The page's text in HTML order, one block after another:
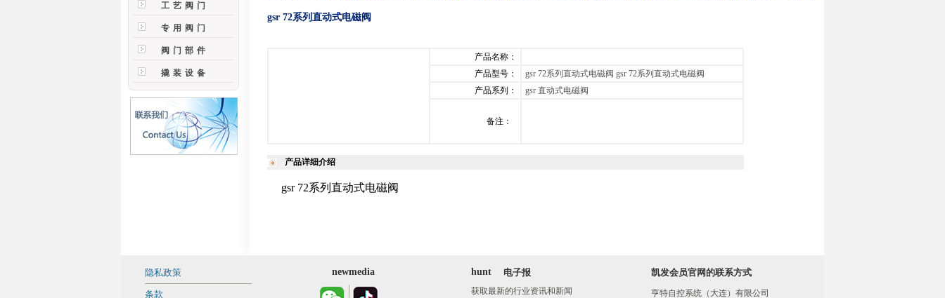
工艺阀门
专用阀门
阀门部件
撬装设备
gsr 72系列直动式电磁阀
产品名称：
产品型号：
gsr 72系列直动式电磁阀 gsr 72系列直动式电磁阀
产品系列：
gsr 直动式电磁阀
备注：
产品详细介绍
gsr 72系列直动式电磁阀
隐私政策
条款
newmedia hunt 电子报
获取最新的行业资讯和新闻
凯发会员官网的联系方式
亨特自控系统（大连）有限公司